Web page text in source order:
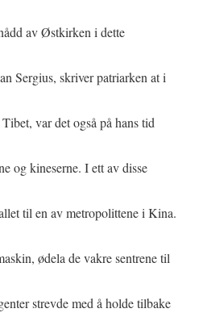
av Østkirken i dette
Sergius, skriver patriarken at i
var det også på hans tid
og kineserne. I ett av disse
til en av metropolittene i Kina.
ødela de vakre sentrene til
strevde med å holde tilbake